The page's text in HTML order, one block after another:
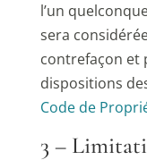
l’un
sera
contrefaçon et
dispositions
Code de
3 –